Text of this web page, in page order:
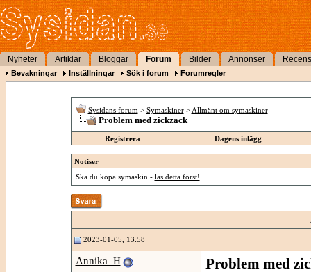
Nyheter Artiklar Bloggar Forum Bilder Annonser
Bevakningar Inställningar Sök i forum Forumregler
Sysidans forum > Symaskiner > Allmänt om symaskiner
Problem med zickzack
Registrera Dagens inlägg
Notiser
Ska du köpa symaskin - läs detta först!
2023-01-05, 13:58
Annika_H
Problem med